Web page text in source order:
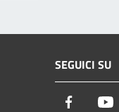
SEGUICI SU
Facebook